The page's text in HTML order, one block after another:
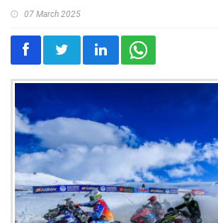
07 March 2025